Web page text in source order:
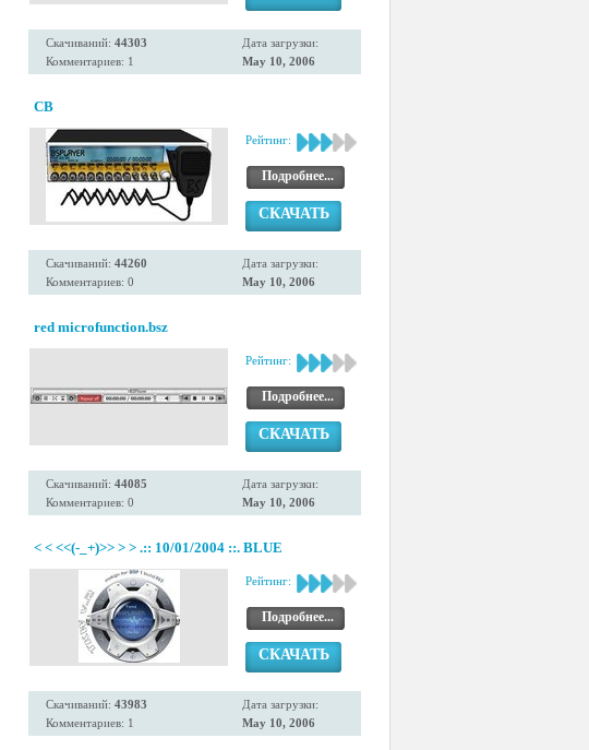
Скачиваний: 44303
Комментариев: 1
Дата загрузки:
May 10, 2006
CB
Рейтинг:
Подробнее...
СКАЧАТЬ
Скачиваний: 44260
Комментариев: 0
Дата загрузки:
May 10, 2006
red microfunction.bsz
Рейтинг:
Подробнее...
СКАЧАТЬ
Скачиваний: 44085
Комментариев: 0
Дата загрузки:
May 10, 2006
< < <<(-_+)>> > > .:: 10/01/2004 ::. BLUE
Рейтинг:
Подробнее...
СКАЧАТЬ
Скачиваний: 43983
Комментариев: 1
Дата загрузки:
May 10, 2006